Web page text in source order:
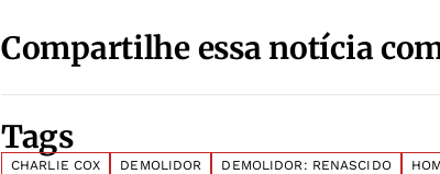
Compartilhe essa notícia
Tags
CHARLIE COX DEMOLIDOR DEMOLIDOR: RENASCIDO